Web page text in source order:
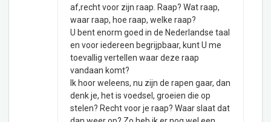
af,recht voor zijn raap. Raap? Wat raap,
waar raap, hoe raap, welke raap?
U bent enorm goed in de Nederlandse taal
en voor iedereen begrijpbaar, kunt U me
toevallig vertellen waar deze raap
vandaan komt?
Ik hoor weleens, nu zijn de rapen gaar, dan
denk je, het is voedsel, groeien die op
stelen? Recht voor je raap? Waar slaat dat